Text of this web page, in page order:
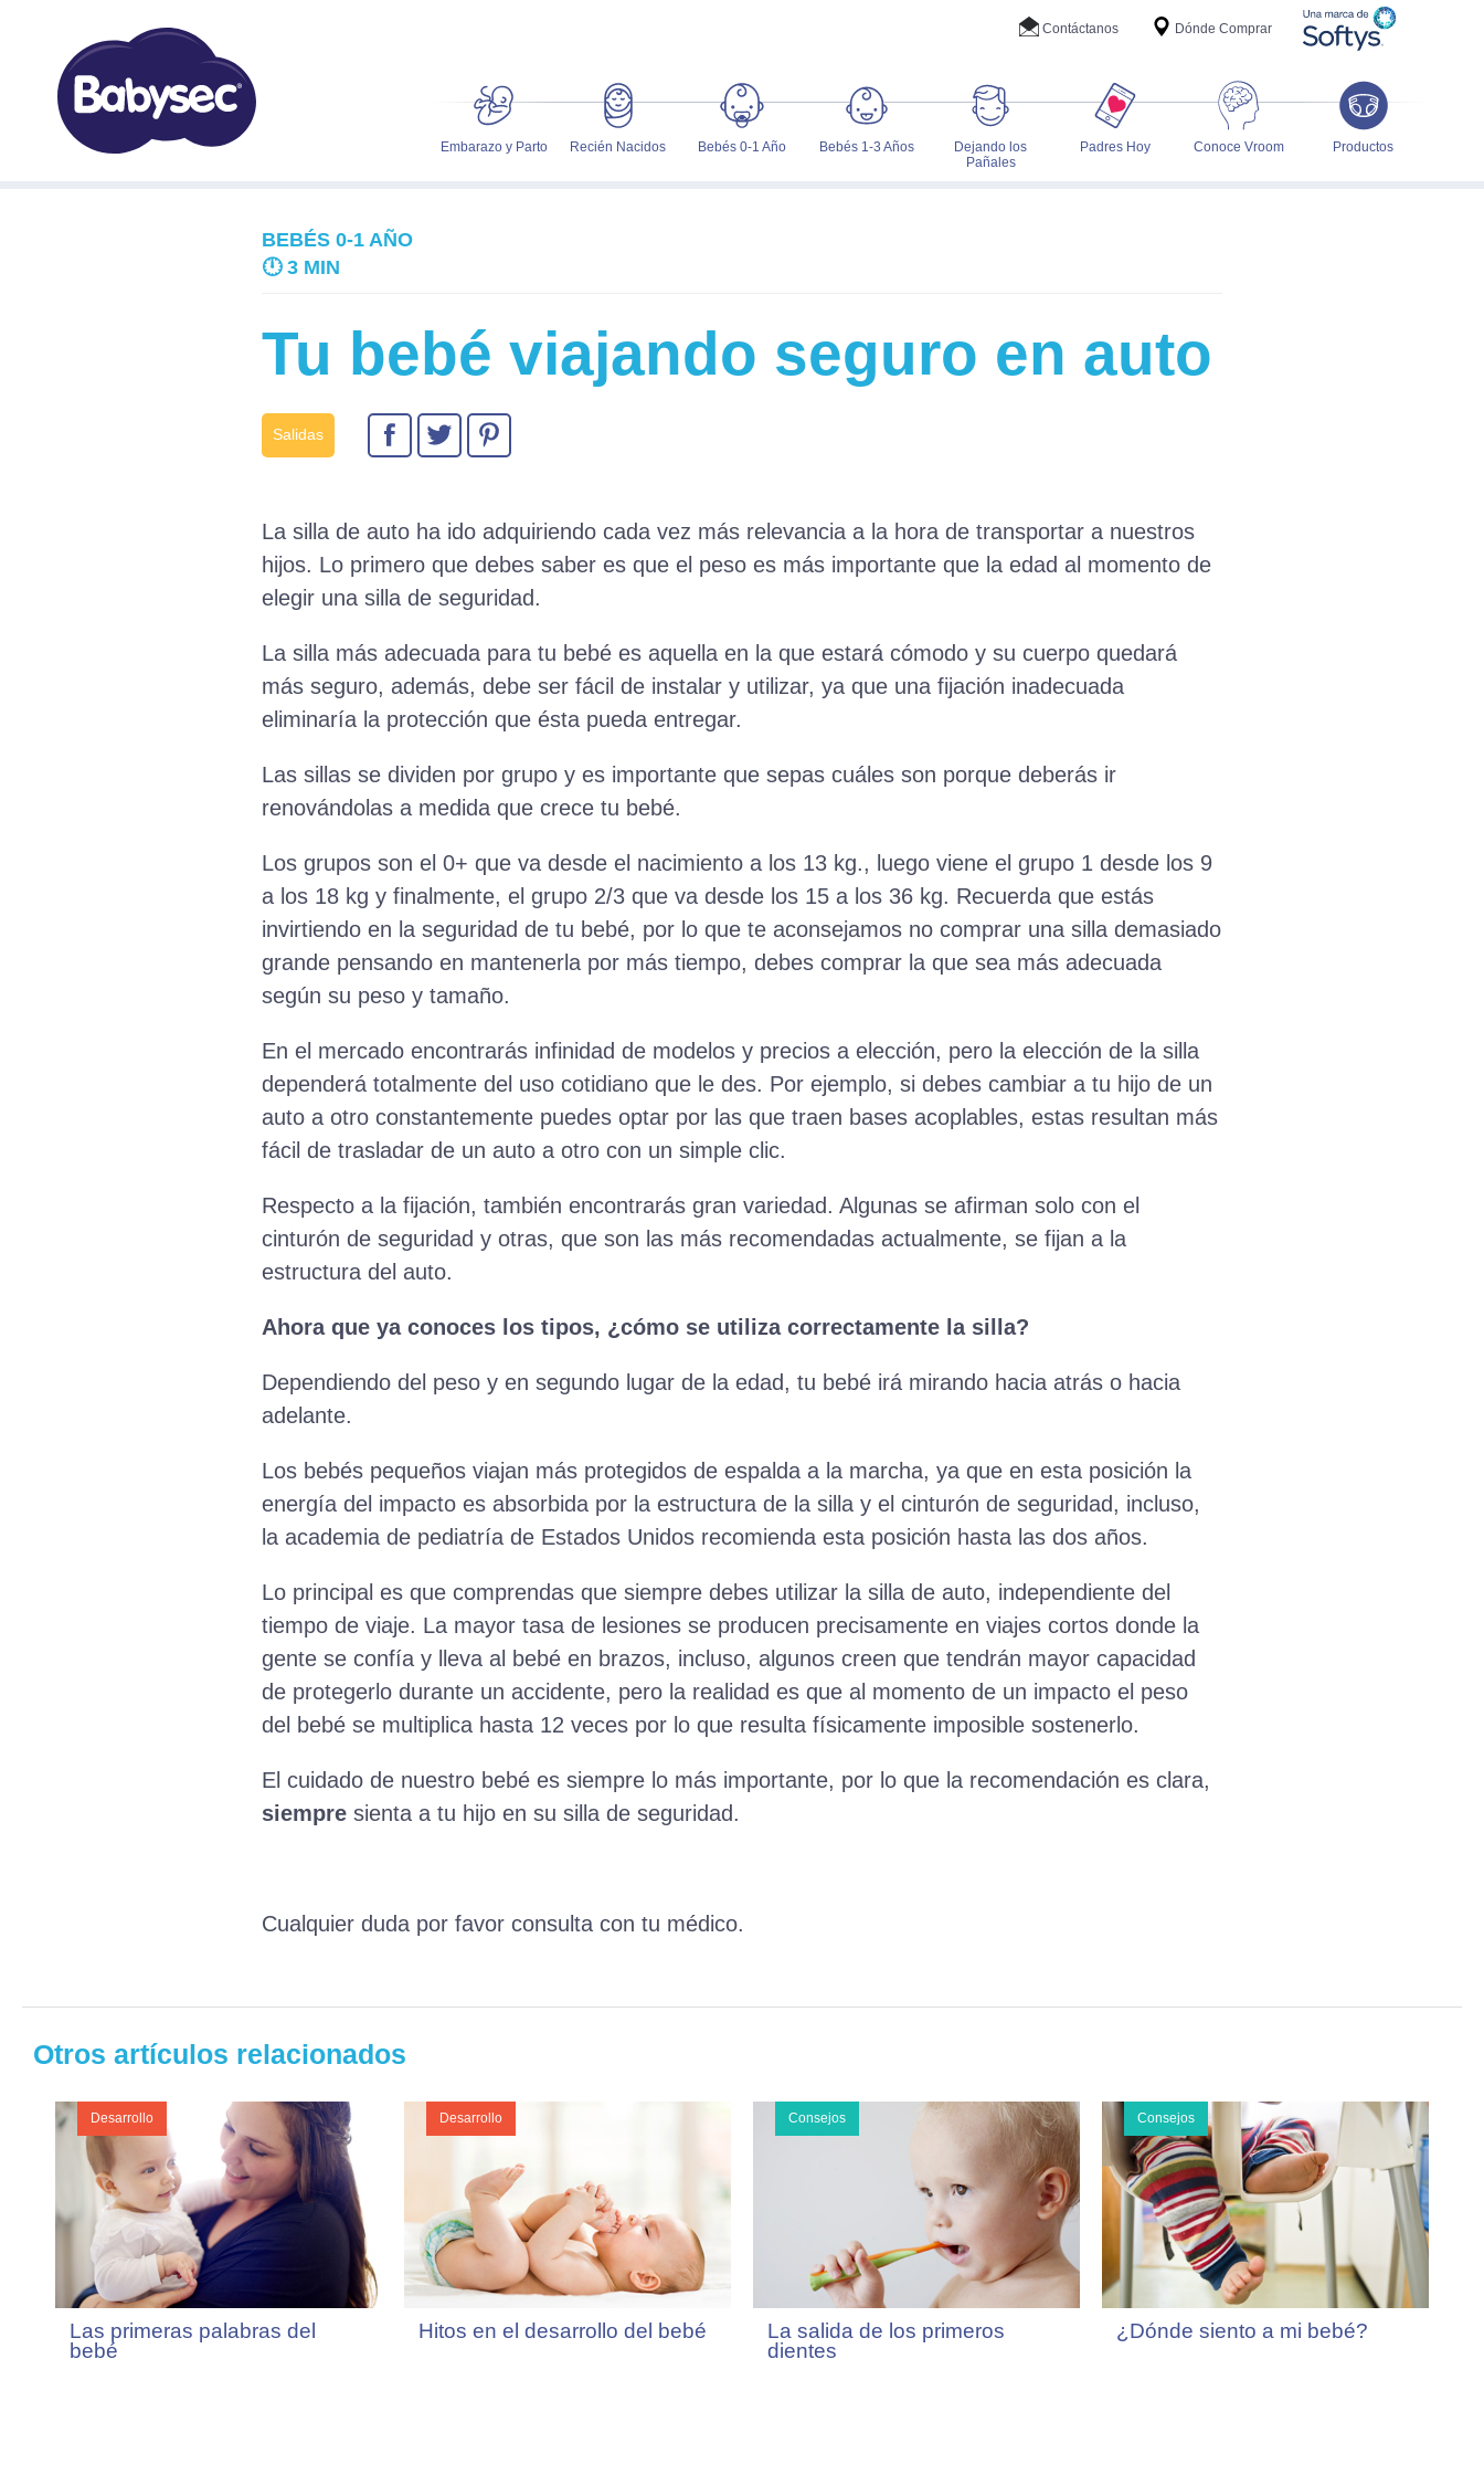
Embarazo y Parto Recién Nacidos Bebés 0-1 Año Bebés 1-3 Años
Dejando los
Pañales
Padres Hoy Conoce Vroom Productos
Dónde Comprar
Contáctanos
BEBÉS 0-1 AÑO
🕛 3 MIN
Tu bebé viajando seguro en auto
Salidas
La silla de auto ha ido adquiriendo cada vez más relevancia a la hora de transportar a nuestros
hijos. Lo primero que debes saber es que el peso es más importante que la edad al momento de
elegir una silla de seguridad.
La silla más adecuada para tu bebé es aquella en la que estará cómodo y su cuerpo quedará
más seguro, además, debe ser fácil de instalar y utilizar, ya que una fijación inadecuada
eliminaría la protección que ésta pueda entregar.
Las sillas se dividen por grupo y es importante que sepas cuáles son porque deberás ir
renovándolas a medida que crece tu bebé.
Los grupos son el 0+ que va desde el nacimiento a los 13 kg., luego viene el grupo 1 desde los 9
a los 18 kg y finalmente, el grupo 2/3 que va desde los 15 a los 36 kg. Recuerda que estás
invirtiendo en la seguridad de tu bebé, por lo que te aconsejamos no comprar una silla demasiado
grande pensando en mantenerla por más tiempo, debes comprar la que sea más adecuada
según su peso y tamaño.
En el mercado encontrarás infinidad de modelos y precios a elección, pero la elección de la silla
dependerá totalmente del uso cotidiano que le des. Por ejemplo, si debes cambiar a tu hijo de un
auto a otro constantemente puedes optar por las que traen bases acoplables, estas resultan más
fácil de trasladar de un auto a otro con un simple clic.
Respecto a la fijación, también encontrarás gran variedad. Algunas se afirman solo con el
cinturón de seguridad y otras, que son las más recomendadas actualmente, se fijan a la
estructura del auto.
Ahora que ya conoces los tipos, ¿cómo se utiliza correctamente la silla?
Dependiendo del peso y en segundo lugar de la edad, tu bebé irá mirando hacia atrás o hacia
adelante.
Los bebés pequeños viajan más protegidos de espalda a la marcha, ya que en esta posición la
energía del impacto es absorbida por la estructura de la silla y el cinturón de seguridad, incluso,
la academia de pediatría de Estados Unidos recomienda esta posición hasta las dos años.
Lo principal es que comprendas que siempre debes utilizar la silla de auto, independiente del
tiempo de viaje. La mayor tasa de lesiones se producen precisamente en viajes cortos donde la
gente se confía y lleva al bebé en brazos, incluso, algunos creen que tendrán mayor capacidad
de protegerlo durante un accidente, pero la realidad es que al momento de un impacto el peso
del bebé se multiplica hasta 12 veces por lo que resulta físicamente imposible sostenerlo.
El cuidado de nuestro bebé es siempre lo más importante, por lo que la recomendación es clara,
siempre sienta a tu hijo en su silla de seguridad.
Cualquier duda por favor consulta con tu médico.
Otros artículos relacionados
Desarrollo
Las primeras palabras del
bebé
Desarrollo
Hitos en el desarrollo del bebé
Consejos
La salida de los primeros
dientes
Consejos
¿Dónde siento a mi bebé?